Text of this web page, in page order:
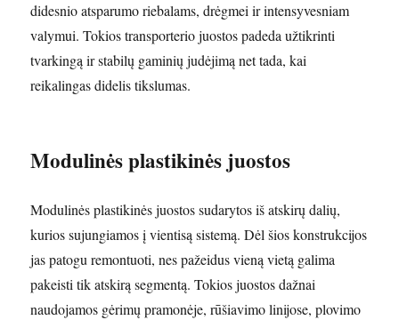
didesnio atsparumo riebalams, drėgmei ir intensyvesniam
valymui. Tokios transporterio juostos padeda užtikrinti
tvarkingą ir stabilų gaminių judėjimą net tada, kai
reikalingas didelis tikslumas.
Modulinės plastikinės juostos
Modulinės plastikinės juostos sudarytos iš atskirų dalių,
kurios sujungiamos į vientisą sistemą. Dėl šios konstrukcijos
jas patogu remontuoti, nes pažeidus vieną vietą galima
pakeisti tik atskirą segmentą. Tokios juostos dažnai
naudojamos gėrimų pramonėje, rūšiavimo linijose, plovimo